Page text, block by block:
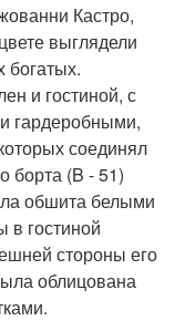
Кастро,
выглядели
и гостиной, с
гардеробными,
соединял
борта (B - 51)
обшита белыми
в гостиной
стороны его
облицована